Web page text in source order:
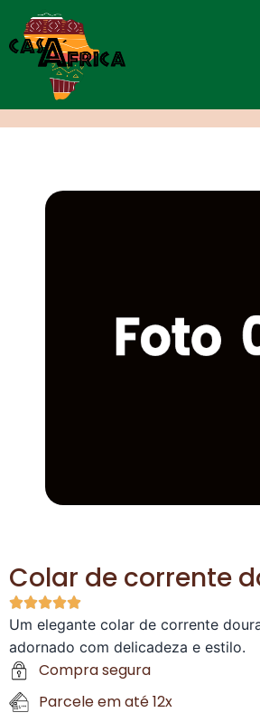
Colar de corrente
Um elegante colar de corrente
adornado com delicadeza e estilo.
Compra segura
Parcele em até 12x